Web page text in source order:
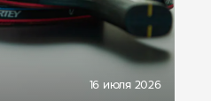
16 июля 2026